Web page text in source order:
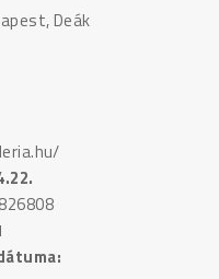
Deák
826808